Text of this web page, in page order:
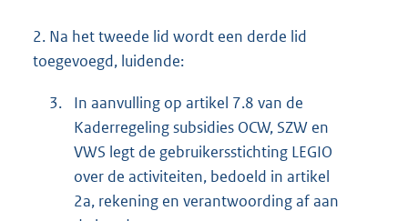
2. Na het tweede lid wordt een derde lid
toegevoegd, luidende:
3.
In aanvulling op artikel 7.8 van de
Kaderregeling subsidies OCW, SZW en
VWS legt de gebruikersstichting LEGIO
over de activiteiten, bedoeld in artikel
2a, rekening en verantwoording af aan